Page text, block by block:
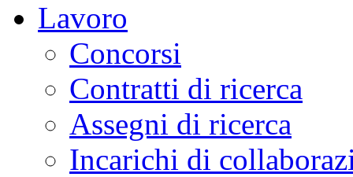
Lavoro
Concorsi
Contratti di ricerca
Assegni di ricerca
Incarichi di